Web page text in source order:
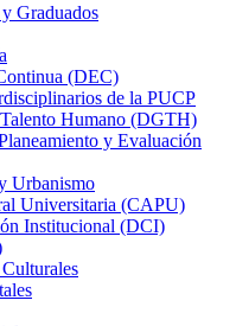
Graduados
(DEC)
de la PUCP
Humano (DGTH)
y Evaluación
Urbanismo
Universitaria (CAPU)
Institucional (DCI)